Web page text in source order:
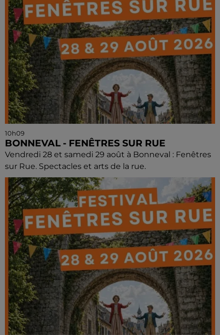
10h09
BONNEVAL - FENÊTRES SUR RUE
Vendredi 28 et samedi 29 août à Bonneval : Fenêtres
sur Rue. Spectacles et arts de la rue.